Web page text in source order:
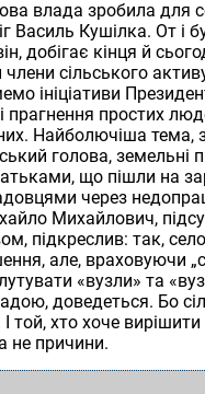
влада зробила для
Василь Кушілка. От і
добігає кінця й
сільського
ініціативи
прагнення простих
Найболючіша тема,
голова, земельні
що пішли на
через
Михайлович,
підкреслив: так,
але, враховуючи
«вузли» та
доведеться. Бо
той, хто хоче
не причини.